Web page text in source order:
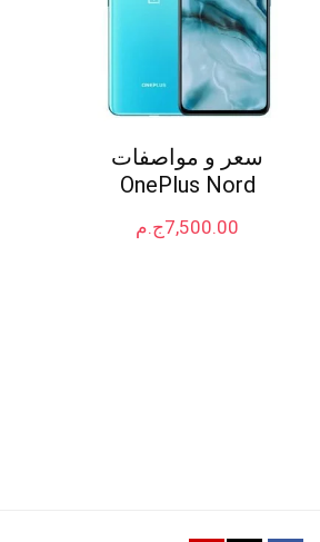
سعر و مواصفات
OnePlus Nord
ج.م7,500.00